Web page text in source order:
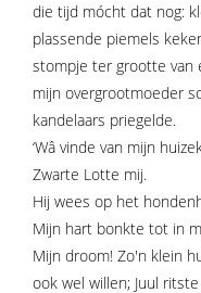
die tijd mócht dat nog:
plassende piemels
stompje ter grootte van
mijn overgrootmoeder
kandelaars priegelde.
‘Wâ vinde van mijn
Zwarte Lotte mij.
Hij wees op het
Mijn hart bonkte tot in
Mijn droom! Zo'n klein
ook wel willen; Juul